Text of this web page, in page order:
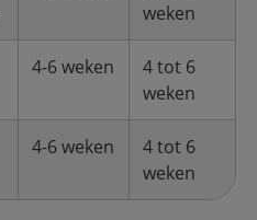
weken
4-6 weken
4 tot 6
weken
4-6 weken
4 tot 6
weken